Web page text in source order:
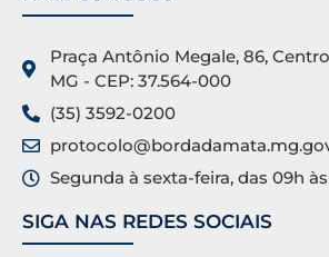
Praça Antônio Megale, 86,
MG - CEP: 37.564-000
(35) 3592-0200
Segunda à sexta-feira, das 09h às
SIGA NAS REDES SOCIAIS